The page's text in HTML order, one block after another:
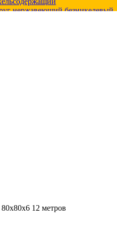
нержавеющий безникелевый
12 метров